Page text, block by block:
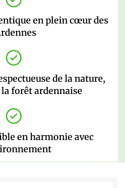
en plein cœur des
de la nature,
forêt ardennaise
en harmonie avec